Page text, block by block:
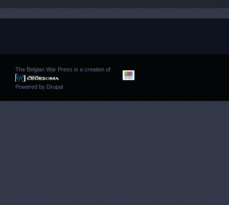
The Belgian War Press is a creation of
Powered by Drupal